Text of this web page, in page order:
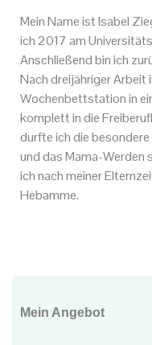
Mein Name ist Isabel
ich 2017 am
Anschließend bin ich
Nach dreijähriger Arbeit
Wochenbettstation in
komplett in die
durfte ich die
und das Mama-
ich nach meiner
Hebamme.
Mein Angebot